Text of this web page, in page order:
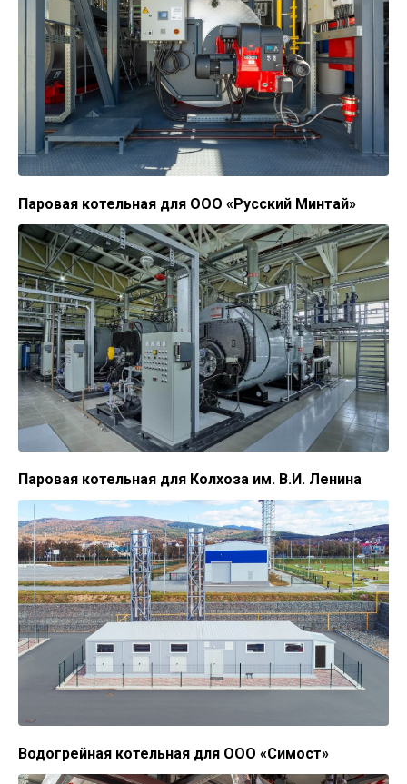
Паровая котельная для ООО «Русский Минтай»
Паровая котельная для Колхоза им. В.И. Ленина
Водогрейная котельная для ООО «Симост»